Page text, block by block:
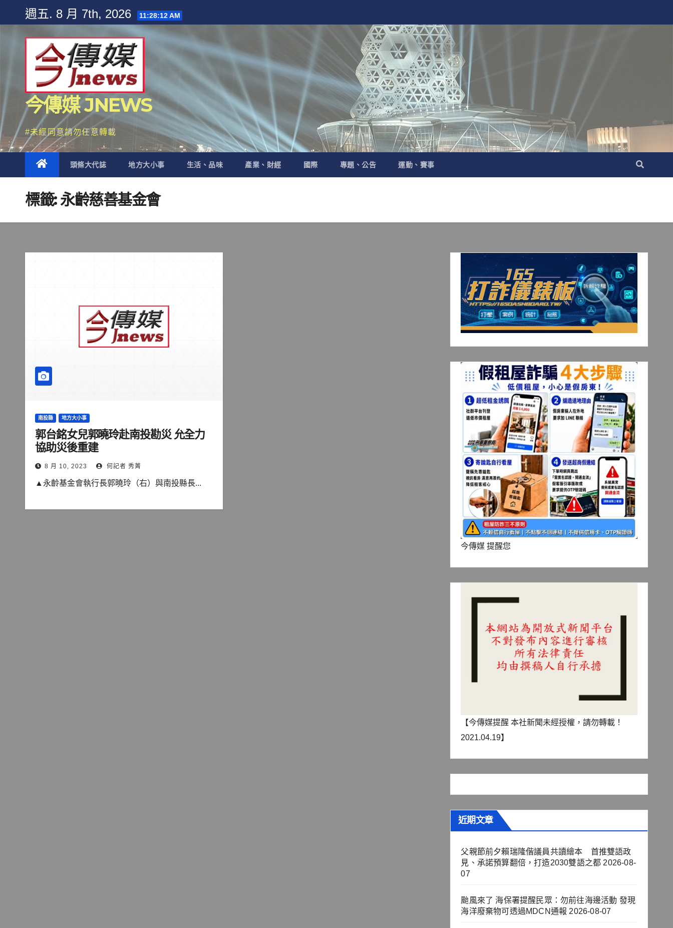
content
週五. 8 月 7th, 2026 11:28:13 AM
今傳媒 JNEWS
#未經同意請勿任意轉載
頭條大代誌 地方大小事 生活、品味 產業、財經 國際 專題、公告 運動、賽事
標籤:永齡慈善基金會
南投縣 地方大小事
郭台銘女兒郭曉玲赴南投勘災 允全力
協助災後重建
8 月 10, 2023 何記者 秀菁
▲永齡基金會執行長郭曉玲（右）與南投縣長...
今傳媒 提醒您
【今傳媒提醒 本社新聞未經授權，請勿轉載！
2021.04.19】
近期文章
父親節前夕賴瑞隆偕議員共讀繪本 首推雙語政
見、承諾預算翻倍，打造2030雙語之都 2026-08-
07
颱風來了 海保署提醒民眾：勿前往海邊活動 發現
海洋廢棄物可透過MDCN通報 2026-08-07